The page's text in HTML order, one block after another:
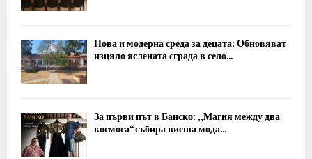
Нова и модерна среда за децата: Обновяват
изцяло яслената сграда в село...
За първи път в Банско: „Магия между два
космоса“ събира висша мода...